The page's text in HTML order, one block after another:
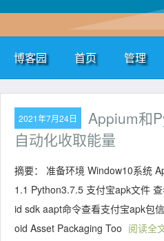
博客园 首页 管理
2021年7月24日
Appium和
自动化收取能量
摘要： 准备环境 Window10系统
1.1 Python3.7.5 支付宝apk文件
id sdk aapt命令查看支付宝apk包
oid Asset Packaging Too 阅读全